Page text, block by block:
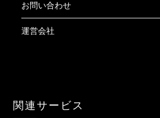
お問い合わせ
運営会社
関連サービス